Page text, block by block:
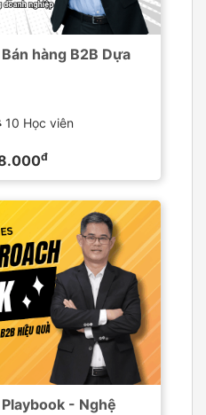
hàng B2B Dựa
10 Học viên
đ
- Nghệ